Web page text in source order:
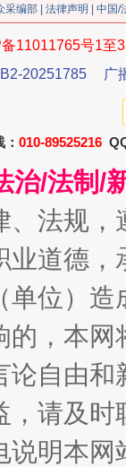
今
采编部 法律声明 | 中国
11011765号1至
20251785
广
010-89525216
治/法制/
、法规
业道德
单位）
的，本
论自由
，请及
说明本